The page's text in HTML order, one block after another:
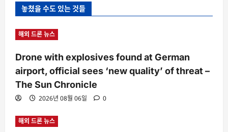
놓쳤을 수도 있는 것들
해외 드론 뉴스
Drone with explosives found at German
airport, official sees ‘new quality’ of threat –
The Sun Chronicle
2026년 08월 06일 0
해외 드론 뉴스